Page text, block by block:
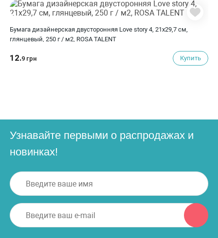
Бумага дизайнерская двусторонняя Love story 4, 21х29,7 см,
глянцевый, 250 г / м2, ROSA TALENT
12.9 грн Купить
Узнавайте первыми о распродажах и
новинках!